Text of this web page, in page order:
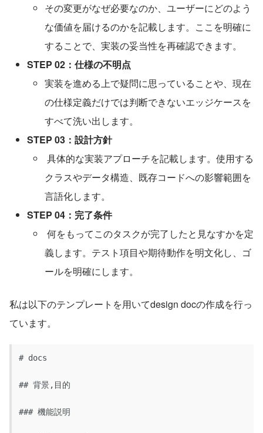
その変更がなぜ必要なのか、ユーザーにどのよう
な価値を届けるのかを記載します。ここを明確に
することで、実装の妥当性を再確認できます。
STEP 02：仕様の不明点
実装を進める上で疑問に思っていることや、現在
の仕様定義だけでは判断できないエッジケースを
すべて洗い出します。
STEP 03：設計方針
具体的な実装アプローチを記載します。使用する
クラスやデータ構造、既存コードへの影響範囲を
言語化します。
STEP 04：完了条件
何をもってこのタスクが完了したと見なすかを定
義します。テスト項目や期待動作を明文化し、ゴ
ールを明確にします。
私は以下のテンプレートを用いてdesign docの作成を行っ
ています。
# docs
## 背景,目的
### 機能説明